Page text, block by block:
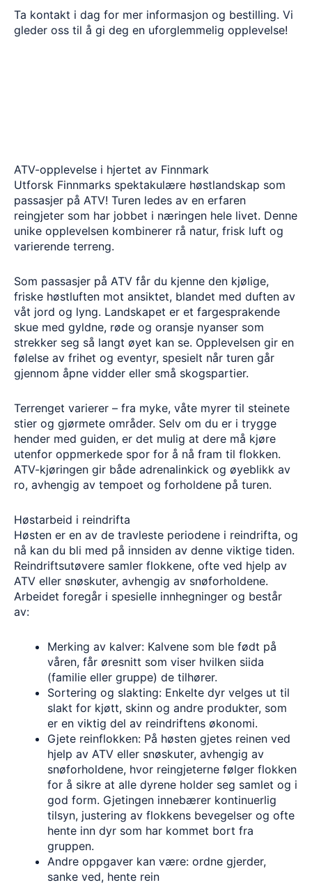
Ta kontakt i dag for mer informasjon og bestilling. Vi
gleder oss til å gi deg en uforglemmelig opplevelse!
ATV-opplevelse i hjertet av Finnmark
Utforsk Finnmarks spektakulære høstlandskap som
passasjer på ATV! Turen ledes av en erfaren
reingjeter som har jobbet i næringen hele livet. Denne
unike opplevelsen kombinerer rå natur, frisk luft og
varierende terreng.
Som passasjer på ATV får du kjenne den kjølige,
friske høstluften mot ansiktet, blandet med duften av
våt jord og lyng. Landskapet er et fargesprakende
skue med gyldne, røde og oransje nyanser som
strekker seg så langt øyet kan se. Opplevelsen gir en
følelse av frihet og eventyr, spesielt når turen går
gjennom åpne vidder eller små skogspartier.
Terrenget varierer – fra myke, våte myrer til steinete
stier og gjørmete områder. Selv om du er i trygge
hender med guiden, er det mulig at dere må kjøre
utenfor oppmerkede spor for å nå fram til flokken.
ATV-kjøringen gir både adrenalinkick og øyeblikk av
ro, avhengig av tempoet og forholdene på turen.
Høstarbeid i reindrifta
Høsten er en av de travleste periodene i reindrifta, og
nå kan du bli med på innsiden av denne viktige tiden.
Reindriftsutøvere samler flokkene, ofte ved hjelp av
ATV eller snøskuter, avhengig av snøforholdene.
Arbeidet foregår i spesielle innhegninger og består
av:
Merking av kalver: Kalvene som ble født på
våren, får øresnitt som viser hvilken siida
(familie eller gruppe) de tilhører.
Sortering og slakting: Enkelte dyr velges ut til
slakt for kjøtt, skinn og andre produkter, som
er en viktig del av reindriftens økonomi.
Gjete reinflokken: På høsten gjetes reinen ved
hjelp av ATV eller snøskuter, avhengig av
snøforholdene, hvor reingjeterne følger flokken
for å sikre at alle dyrene holder seg samlet og i
god form. Gjetingen innebærer kontinuerlig
tilsyn, justering av flokkens bevegelser og ofte
hente inn dyr som har kommet bort fra
gruppen.
Andre oppgaver kan være: ordne gjerder,
sanke ved, hente rein